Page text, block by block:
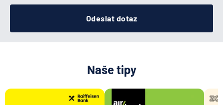
Odeslat dotaz
Naše tipy